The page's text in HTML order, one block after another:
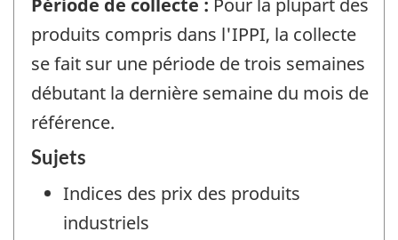
produits compris dans l'IPPI, la collecte
se fait sur une période de trois semaines
débutant la dernière semaine du mois de
référence.
Sujets
Indices des prix des produits
industriels